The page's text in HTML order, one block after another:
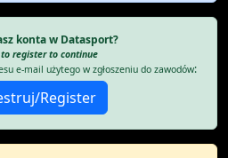
konta w Datasport?
to register to continue
e-mail użytego w zgłoszeniu do zawodów: